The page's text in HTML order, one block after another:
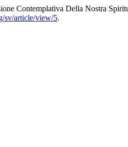
Contemplativa Della Nostra
sv/article/view/5.